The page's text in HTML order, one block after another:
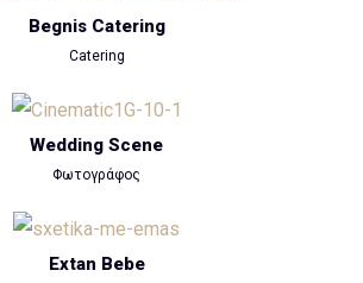
Begnis Catering
Catering
Wedding Scene
Φωτογράφος
Extan Bebe